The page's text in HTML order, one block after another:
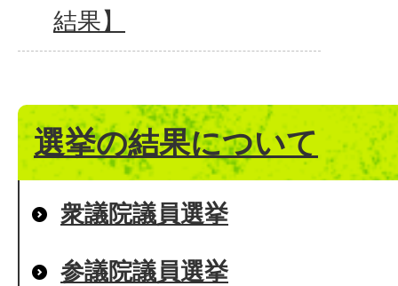
結果】
選挙の結果について
衆議院議員選挙
参議院議員選挙